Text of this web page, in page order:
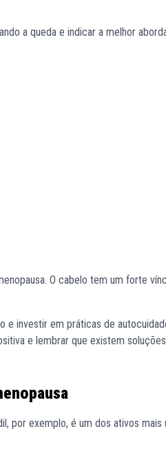
a queda e indicar a melhor
O cabelo tem um forte
e investir em práticas de
e lembrar que existem
por exemplo, é um dos ativos mais